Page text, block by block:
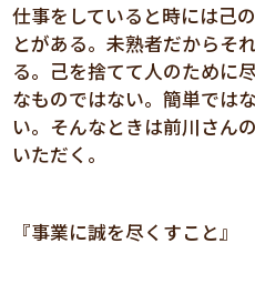
仕事をしていると時には己
とがある。未熟者だからそ
る。己を捨てて人のために
なものではない。簡単では
い。そんなときは前川さん
いただく。
『事業に誠を尽くすこと』